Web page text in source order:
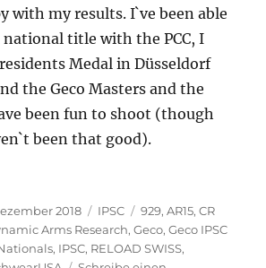
with my results. I`ve been able
title with the PCC, I
Medal in Düsseldorf
the Geco Masters and the
been fun to shoot (though
been that good).
– Nationals PCC – GECO
2018 Kategorien
IPSC Schlagwörter
929,AR15,CR
Arms Research,Geco,Geco IPSC
, IPSC, RELOAD SWISS,